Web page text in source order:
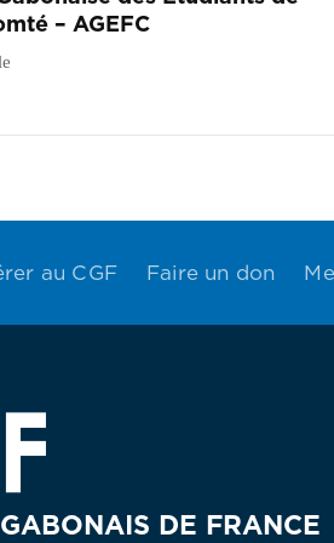
– AGEFC
au CGF Faire un don
DE FRANCE